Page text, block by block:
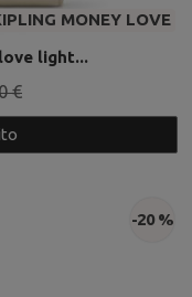
MONEY LOVE
light...
€
-20 %